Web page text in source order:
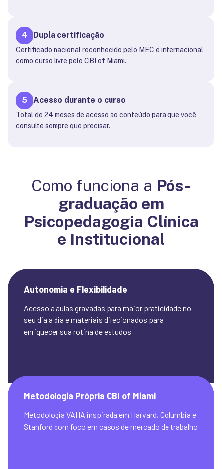
4 Dupla certificação
Certificado nacional reconhecido pelo MEC e internacional
como curso livre pelo CBI of Miami.
5 Acesso durante o curso
Total de 24 meses de acesso ao conteúdo para que você
consulte sempre que precisar.
Autonomia e Flexibilidade
Acesso a aulas gravadas para maior praticidade no
seu dia a dia e materiais direcionados para
enriquecer sua rotina de estudos
Metodologia Própria CBI of Miami
Metodologia VAHA inspirada em Harvard, Columbia e
Stanford com foco em casos de mercado de trabalho
Como funciona a Pós-
graduação em
Psicopedagogia Clínica
e Institucional